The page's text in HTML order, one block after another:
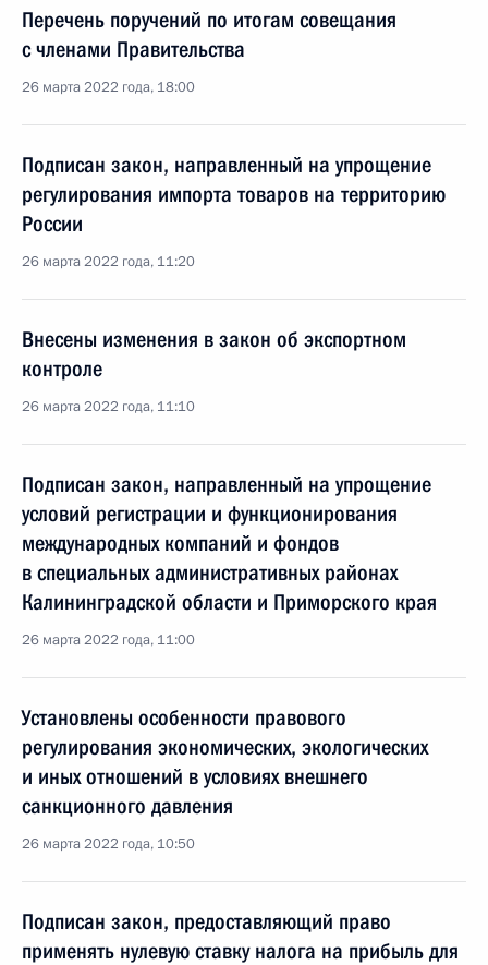
Перечень поручений по итогам совещания
с членами Правительства
26 марта 2022 года, 18:00
Подписан закон, направленный на упрощение
регулирования импорта товаров на территорию
России
26 марта 2022 года, 11:20
Внесены изменения в закон об экспортном
контроле
26 марта 2022 года, 11:10
Подписан закон, направленный на упрощение
условий регистрации и функционирования
международных компаний и фондов
в специальных административных районах
Калининградской области и Приморского края
26 марта 2022 года, 11:00
Установлены особенности правового
регулирования экономических, экологических
и иных отношений в условиях внешнего
санкционного давления
26 марта 2022 года, 10:50
Подписан закон, предоставляющий право
применять нулевую ставку налога на прибыль для